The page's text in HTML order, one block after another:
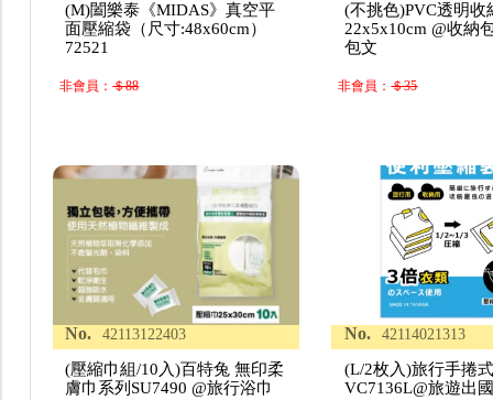
(M)闔樂泰《MIDAS》真空平
面壓縮袋（尺寸:48x60cm）
72521
非會員：＄88
(不挑色)PVC透明收
22x5x10cm @收納
包文
非會員：＄35
No. 42113122403
(壓縮巾組/10入)百特兔 無印柔
膚巾系列SU7490 @旅行浴巾
No. 42114021313
(L/2枚入)旅行手捲
VC7136L@旅遊出